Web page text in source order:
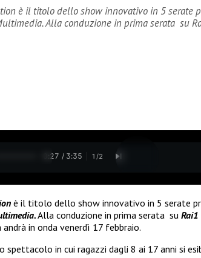
è il titolo dello show innovativo in 5 serate
Alla conduzione in prima serata su
0:28 / 3:35 1 /2
è il titolo dello show innovativo in 5 serate
Alla conduzione in prima serata su Rai1
in onda venerdì 17 febbraio.
spettacolo in cui ragazzi dagli 8 ai 17 anni si